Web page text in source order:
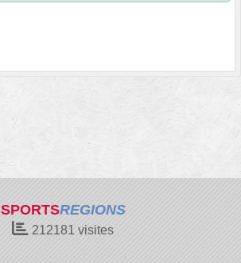
SPORTSREGIONS
212181 visites